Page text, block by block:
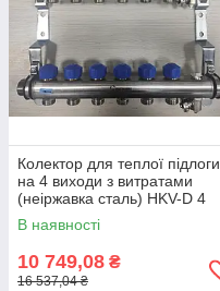
Колектор для теплої підлоги
на 4 виходи з витратами
(неіржавка сталь) HKV-D 4
REHAU
В наявності
10 749,08 ₴
16 537,04 ₴